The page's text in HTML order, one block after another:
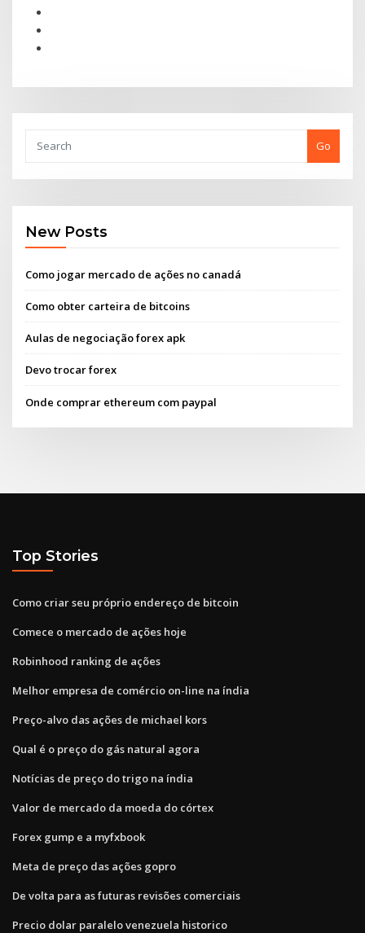
Go
New Posts
Como jogar mercado de ações no canadá
Como obter carteira de bitcoins
Aulas de negociação forex apk
Devo trocar forex
Onde comprar ethereum com paypal
Top Stories
Como criar seu próprio endereço de bitcoin
Comece o mercado de ações hoje
Robinhood ranking de ações
Melhor empresa de comércio on-line na índia
Preço-alvo das ações de michael kors
Qual é o preço do gás natural agora
Notícias de preço do trigo na índia
Valor de mercado da moeda do córtex
Forex gump e a myfxbook
Meta de preço das ações gopro
De volta para as futuras revisões comerciais
Precio dolar paralelo venezuela historico